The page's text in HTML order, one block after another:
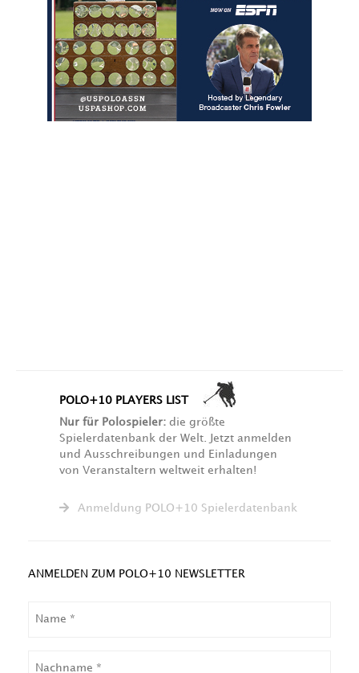
POLO+10 PLAYERS LIST
Nur für Polospieler: die größte
Spielerdatenbank der Welt. Jetzt anmelden
und Ausschreibungen und Einladungen
von Veranstaltern weltweit erhalten!
Anmeldung POLO+10 Spielerdatenbank
ANMELDEN ZUM POLO+10 NEWSLETTER